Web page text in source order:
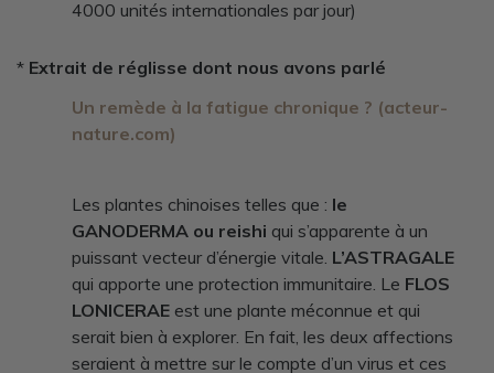
4000 unités internationales par jour)
* Extrait de réglisse dont nous avons parlé
Un remède à la fatigue chronique ? (acteur-
nature.com)
Les plantes chinoises telles que : le
GANODERMA ou reishi qui s’apparente à un
puissant vecteur d’énergie vitale. L’ASTRAGALE
qui apporte une protection immunitaire. Le FLOS
LONICERAE est une plante méconnue et qui
serait bien à explorer. En fait, les deux affections
seraient à mettre sur le compte d’un virus et ces